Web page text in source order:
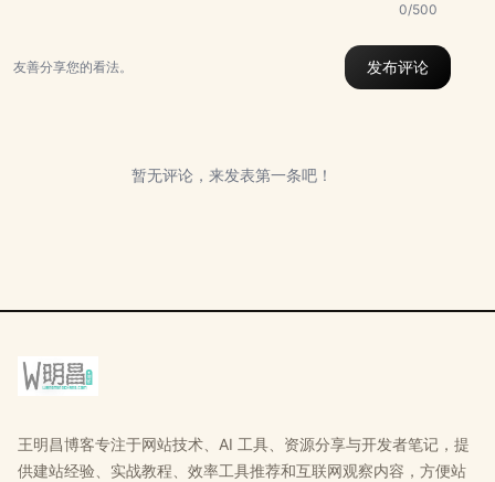
0/500
友善分享您的看法。 发布评论
暂无评论，来发表第一条吧！
王明昌博客专注于网站技术、AI 工具、资源分享与开发者笔记，提
供建站经验、实战教程、效率工具推荐和互联网观察内容，方便站